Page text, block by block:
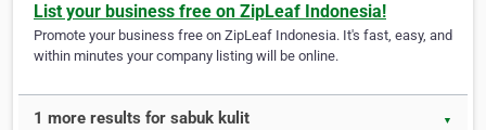
List your business free on ZipLeaf Indonesia!
Promote your business free on ZipLeaf Indonesia. It's fast, easy, and
within minutes your company listing will be online.
1 more results for sabuk kulit ▼